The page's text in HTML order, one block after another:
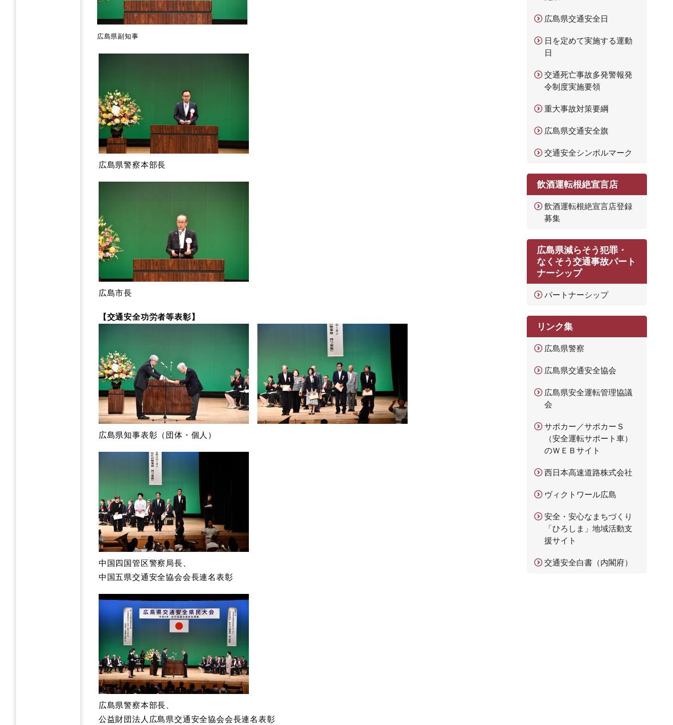
広島県警察本部長
広島市長
【交通安全功労者等表彰】
広島県知事表彰（団体・個人）
中国四国管区警察局長、
中国五県交通安全協会会長連名表彰
広島県警察本部長、
公益財団法人広島県交通安全協会会長連名表彰
広島県交通安全日
日を定めて実施する運動
日
交通死亡事故多発警報発
令制度実施要領
重大事故対策要綱
広島県交通安全旗
交通安全シンボルマーク
飲酒運転根絶宣言店
飲酒運転根絶宣言店登録
募集
広島県減らそう犯罪・
なくそう交通事故パート
ナーシップ
パートナーシップ
リンク集
広島県警察
広島県交通安全協会
広島県安全運転管理協議
会
サポカー／サポカーＳ
（安全運転サポート車）
のＷＥＢサイト
西日本高速道路株式会社
ヴィクトワール広島
安全・安心なまちづくり
「ひろしま」地域活動支
援サイト
交通安全白書（内閣府）